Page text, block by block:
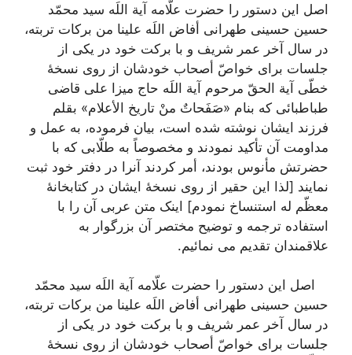
اصل این دستور را حضرت علّامه آیة اللَه سید محمّد
حسین حسینی طهرانی أفاض اللَه علینا من برکات تربته،
در سال آخر عمر شریف و با برکت خود در یکی از
جلسات برای خواصّ أصحاب خودشان از روی نسخۀ
خطّی آیة الحقّ مرحوم آیة اللَه حاج میزا علی قاضی
طباطبائی که بنام «صَفَحاتٌ منْ تاریخ الأعلام» بقلم
فرزند ایشان نوشته شده است، بیان فرموده، به عمل و
مداومت آن تأکید نمودند و مخصوصاً به طلّابی که با
حضرتش مأنوس بودند، أمر کردند آنرا در دفتر خود ثبت
نمایند [لذا این حقیر از روی نسخۀ ایشان در کتابخانۀ
معظّم له استنساخ نمودم] اینک متن عربی آن را با
استفاده ترجمه و توضیح مختصر آن بزرگوار به
علاقمندان تقدیم می نمائیم.
اصل این دستور را حضرت علّامه آیة اللَه سید محمّد
حسین حسینی طهرانی أفاض اللَه علینا من برکات تربته،
در سال آخر عمر شریف و با برکت خود در یکی از
جلسات برای خواصّ أصحاب خودشان از روی نسخۀ